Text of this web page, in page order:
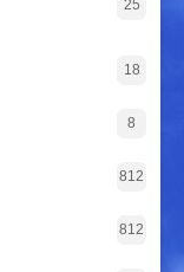
25
18
8
812
812